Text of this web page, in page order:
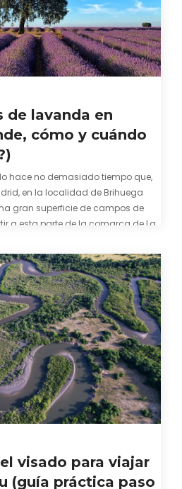
de lavanda en
cómo y cuándo
hace no demasiado tiempo que,
en la localidad de Brihuega
gran superficie de campos de
a esta parte de la comarca de La
visado para viajar
(guía práctica paso